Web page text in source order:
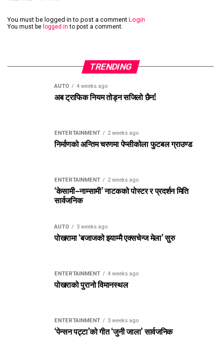
You must be logged in to post a comment Login
You must be logged in to post a comment.
TRENDING
AUTO 4 weeks ago
अब ट्राफिक नियम तोड्न सजिलो छैन!
ENTERTAINMENT 2 weeks ago
निर्माणको अन्तिम चरणमा पेप्सीकोला फुटबल ग्राउण्ड
ENTERTAINMENT 2 weeks ago
‘केसामी–नाम्सामी’ नाटकको पोस्टर र प्रदर्शन मिति
सार्वजनिक
AUTO 3 weeks ago
पोखरामा ‘बजाजको झ्याम्मै एक्सचेन्ज मेला’ सुरु
ENTERTAINMENT 4 weeks ago
पोखराको पुरानो विमानस्थल
ENTERTAINMENT 3 weeks ago
‘पेन्सन पट्टा’को गीत ‘जुनी जाला’ सार्वजनिक